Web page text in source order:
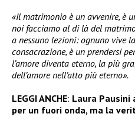
«Il matrimonio è un avvenire, è
noi facciamo al di là del
a nessuno lezioni: ognuno vive
consacrazione, è un prendersi
l’amore diventa eterno, la più
dell’amore nell’atto più eterno».
LEGGI ANCHE: Laura
per un fuori onda, ma la